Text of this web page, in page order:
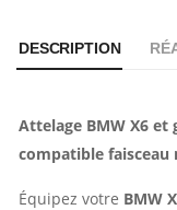
DESCRIPTION
Attelage BMW X6 et
compatible faisceau
Équipez votre BMW